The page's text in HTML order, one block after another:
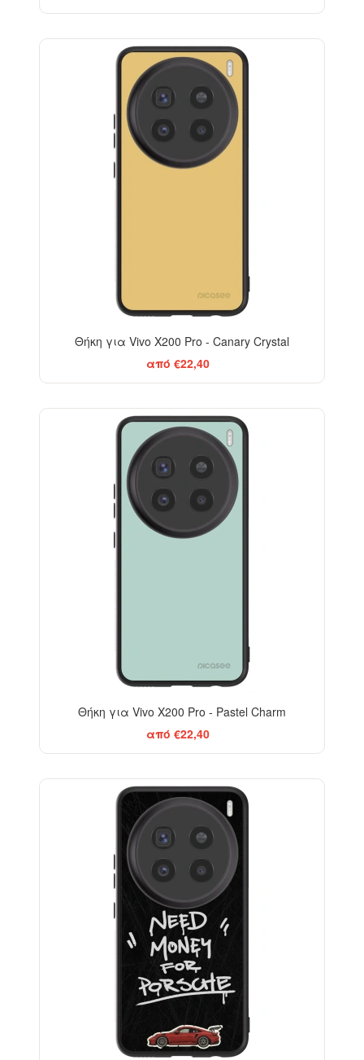
Θήκη για Vivo X200 Pro - Canary Crystal
από €22,40
Θήκη για Vivo X200 Pro - Pastel Charm
από €22,40